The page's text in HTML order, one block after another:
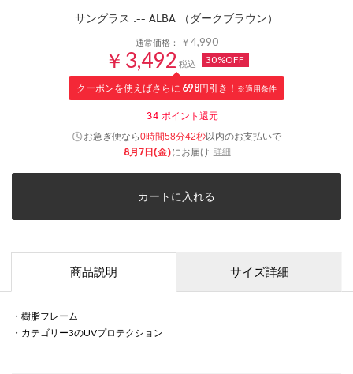
サングラス .-- ALBA （ダークブラウン）
通常価格：￥4,990
￥3,492 税込 30%OFF
クーポンを使えばさらに 698円引き！ ※適用条件
34 ポイント還元
お急ぎ便なら0時間58分41秒以内のお支払いで
8月7日(金)にお届け 詳細
カートに入れる
商品説明 サイズ詳細
・樹脂フレーム
・カテゴリー3のUVプロテクション